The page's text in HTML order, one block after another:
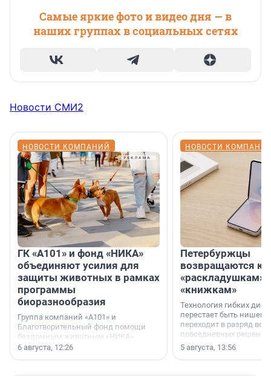
Самые яркие фото и видео дня — в
наших группах в социальных сетях
Новости СМИ2
НОВОСТИ КОМПАНИЙ
ГК «А101» и фонд «НИКА»
объединяют усилия для
защиты животных в рамках
программы
биоразнообразия
Группа компаний «А101» и
Благотворительный фонд помощи
бездомным животным «НИКА»
заключили соглашение о
6 августа, 12:26
НОВОСТИ
Петербуржцы
возвращаются к
«раскладушкам»
«книжкам»
Технология гибких
перестает быть
переходит в разряд
повседневных
5 августа, 13:56